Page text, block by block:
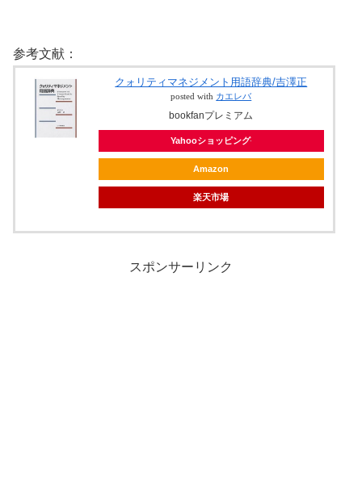
参考文献：
クォリティマネジメント用語辞典/吉澤正
posted with カエレバ
bookfanプレミアム
Yahooショッピング
Amazon
楽天市場
スポンサーリンク